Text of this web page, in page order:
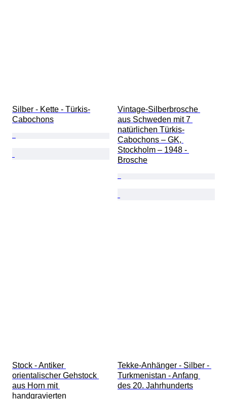
Silber - Kette - Türkis-
Cabochons
Vintage-Silberbrosche
aus Schweden mit 7
natürlichen Türkis-
Cabochons – GK,
Stockholm – 1948 -
Brosche
Stock - Antiker
orientalischer Gehstock
aus Horn mit
handgravierten
Tekke-Anhänger - Silber -
Turkmenistan - Anfang
des 20. Jahrhunderts